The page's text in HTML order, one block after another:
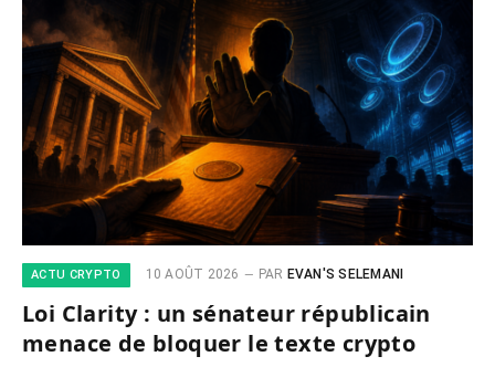
ACTU CRYPTO 10 AOÛT 2026 PAR EVAN'S SELEMANI
Loi Clarity : un sénateur républicain
menace de bloquer le texte crypto